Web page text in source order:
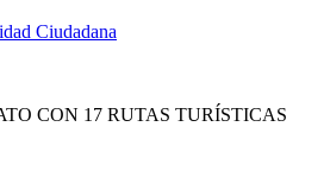
Ciudadana
CON 17 RUTAS TURÍSTICAS